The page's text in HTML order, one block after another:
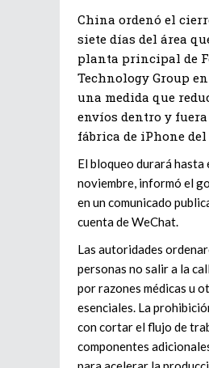
China ordenó el
siete días del área
planta principal de
Technology Group
una medida que
envíos dentro y
fábrica de iPhone
El bloqueo durará hasta
noviembre, informó el
en un comunicado
cuenta de WeChat.
Las autoridades
personas no salir a la
por razones médicas u
esenciales. La
con cortar el flujo de
componentes